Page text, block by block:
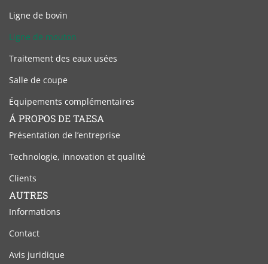
Ligne de bovin
Ligne de mouton
Traitement des eaux usées
Salle de coupe
Équipements complémentaires
Á PROPOS DE TAESA
Présentation de l’entreprise
Technologie, innovation et qualité
Clients
AUTRES
Informations
Contact
Avis juridique